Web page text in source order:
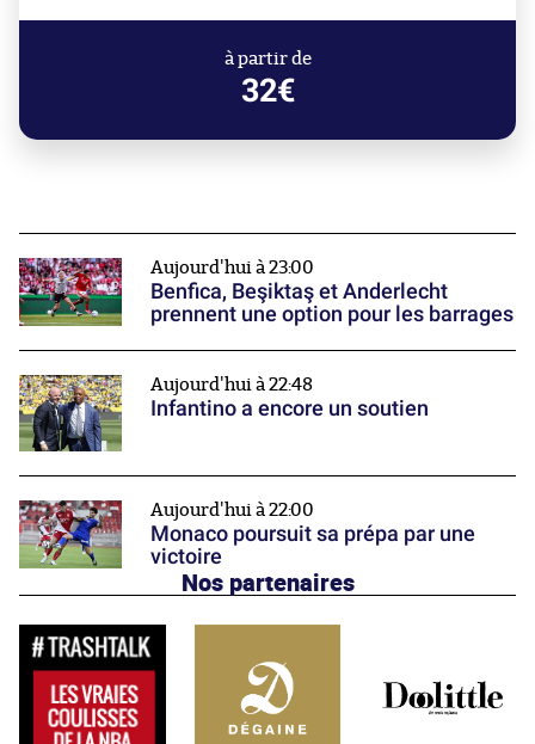
à partir de
32€
Aujourd'hui à 23:00
Benfica, Beşiktaş et Anderlecht
prennent une option pour les barrages
Aujourd'hui à 22:48
Infantino a encore un soutien
Aujourd'hui à 22:00
Monaco poursuit sa prépa par une
victoire
Nos partenaires